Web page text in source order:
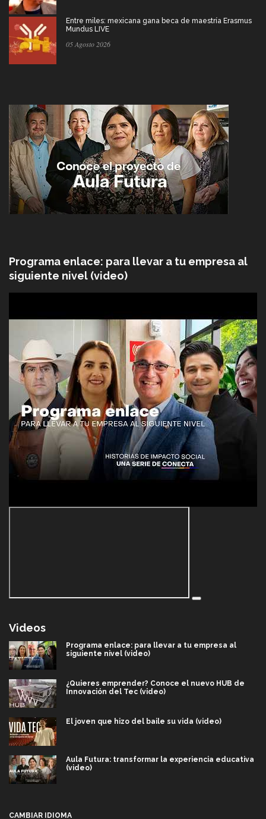
Entre miles: mexicana gana beca de maestría Erasmus
Mundus LIVE
05 Agosto 2026
Programa enlace: para llevar a tu empresa al
siguiente nivel (video)
Videos
Programa enlace: para llevar a tu empresa al
siguiente nivel (video)
¿Quieres emprender? Conoce el nuevo HUB de
Innovación del Tec (video)
El joven que hizo del baile su vida (video)
Aula Futura: transformar la experiencia educativa
(video)
CAMBIAR IDIOMA